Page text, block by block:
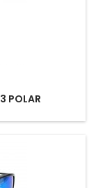
POLAR